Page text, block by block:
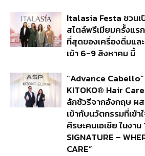
Italasia Festa ชวน
สไตล์พรีเมียมครั้งแร
ที่สุดของเครื่องดื่มแ
เข้า 6-9 สิงหาคม นี้
“Advance
KITOKO® Hair
ลักชัวรีจากอังกฤษ ผ
เข้ากับนวัตกรรมที่เข้า
ศีรษะคนเอเชีย ในงาน
SIGNATURE –
CARE”